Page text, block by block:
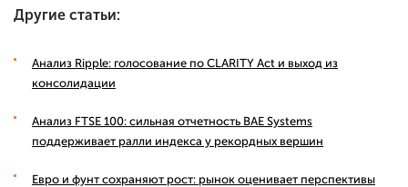
Другие статьи:
Анализ Ripple: голосование по CLARITY Act и выход из
консолидации
Анализ FTSE 100: сильная отчетность BAE Systems
поддерживает ралли индекса у рекордных вершин
Евро и фунт сохраняют рост: рынок оценивает перспективы